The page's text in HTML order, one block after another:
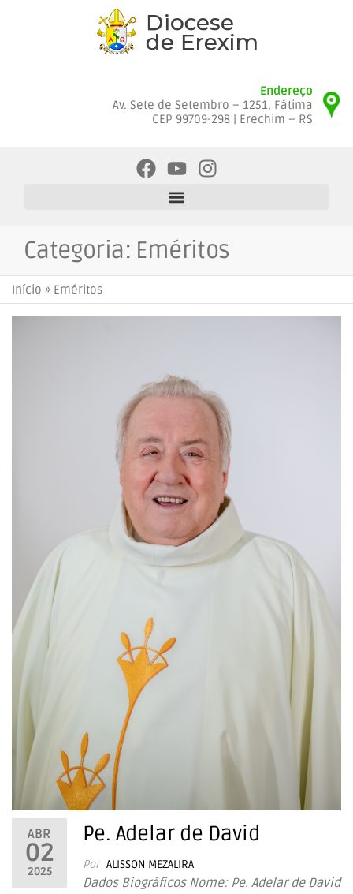
Endereço
Av. Sete de Setembro – 1251, Fátima
CEP 99709-298 | Erechim – RS
Categoria: Eméritos
Início » Eméritos
ABR
02
2025
Pe. Adelar de David
Por ALISSON MEZALIRA
Dados Biográficos Nome: Pe. Adelar de David